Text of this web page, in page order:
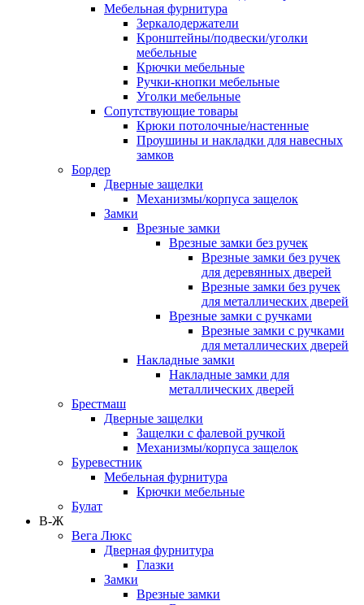
Мебельная фурнитура
Зеркалодержатели
Кронштейны/подвески/уголки
мебельные
Крючки мебельные
Ручки-кнопки мебельные
Уголки мебельные
Сопутствующие товары
Крюки потолочные/настенные
Проушины и накладки для навесных
замков
Бордер
Дверные защелки
Механизмы/корпуса защелок
Замки
Врезные замки
Врезные замки без ручек
Врезные замки без ручек
для деревянных дверей
Врезные замки без ручек
для металлических дверей
Врезные замки с ручками
Врезные замки с ручками
для металлических дверей
Накладные замки
Накладные замки для
металлических дверей
Брестмаш
Дверные защелки
Защелки с фалевой ручкой
Механизмы/корпуса защелок
Буревестник
Мебельная фурнитура
Крючки мебельные
Булат
В-Ж
Вега Люкс
Дверная фурнитура
Глазки
Замки
Врезные замки